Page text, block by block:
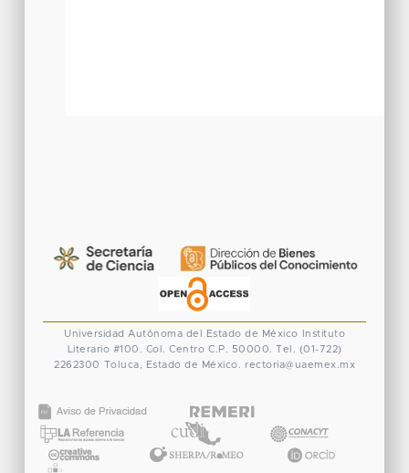
Universidad Autónoma del Estado de México
Instituto
Literario #100. Col. Centro C.P. 50000. Tel. (01-722)
2262300 Toluca, Estado de México. rectoria@uaemex.mx